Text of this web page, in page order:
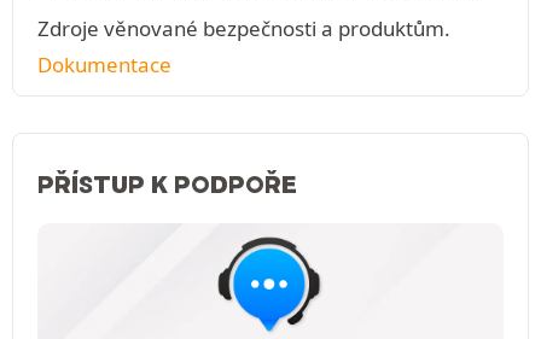
Zdroje věnované bezpečnosti a produktům.
Dokumentace
PŘÍSTUP K PODPOŘE